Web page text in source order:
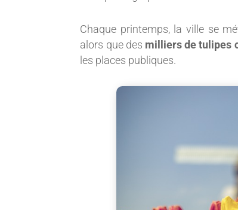
Chaque printemps, la ville se
alors que des milliers de tulipes
les places publiques.